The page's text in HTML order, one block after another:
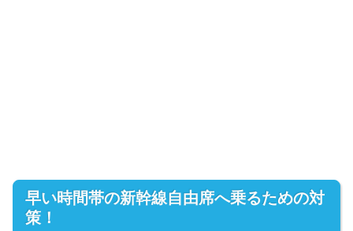
早い時間帯の新幹線自由席へ乗るための対
策！